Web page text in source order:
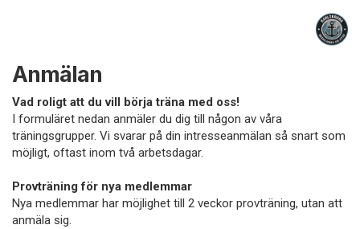
Anmälan
Vad roligt att du vill börja träna med oss!
I formuläret nedan anmäler du dig till någon av våra
träningsgrupper. Vi svarar på din intresseanmälan så snart som
möjligt, oftast inom två arbetsdagar.
Provträning för nya medlemmar
Nya medlemmar har möjlighet till 2 veckor provträning, utan att
anmäla sig.